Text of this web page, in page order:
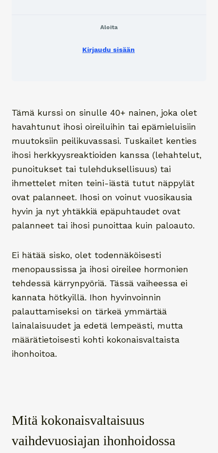
Aloita
Kirjaudu sisään
Tämä kurssi on sinulle 40+ nainen, joka olet
havahtunut ihosi oireiluihin tai epämieluisiin
muutoksiin peilikuvassasi. Tuskailet kenties
ihosi herkkyysreaktioiden kanssa (lehahtelut,
punoitukset tai tulehduksellisuus) tai
ihmettelet miten teini-iästä tutut näppylät
ovat palanneet. Ihosi on voinut vuosikausia
hyvin ja nyt yhtäkkiä epäpuhtaudet ovat
palanneet tai ihosi punoittaa kuin paloauto.
Ei hätää sisko, olet todennäköisesti
menopaussissa ja ihosi oireilee hormonien
tehdessä kärrynpyöriä. Tässä vaiheessa ei
kannata hötkyillä. Ihon hyvinvoinnin
palauttamiseksi on tärkeä ymmärtää
lainalaisuudet ja edetä lempeästi, mutta
määrätietoisesti kohti kokonaisvaltaista
ihonhoitoa.
Mitä kokonaisvaltaisuus
vaihdevuosiajan ihonhoidossa